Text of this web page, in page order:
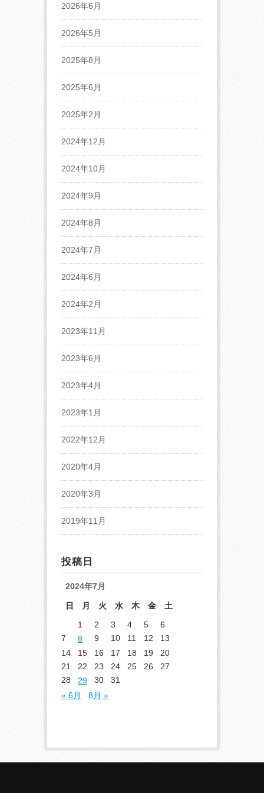
2026年6月
2026年5月
2025年8月
2025年6月
2025年2月
2024年12月
2024年10月
2024年9月
2024年8月
2024年7月
2024年6月
2024年2月
2023年11月
2023年6月
2023年4月
2023年1月
2022年12月
2020年4月
2020年3月
2019年11月
投稿日
2024年7月
日 月 火 水 木 金
土
1
2 3 4 5
6
7
8 9 10 11 12
13
14
15 16 17 18 19
20
21
22 23 24 25 26
27
28
29 30
31
« 6月
8月 »